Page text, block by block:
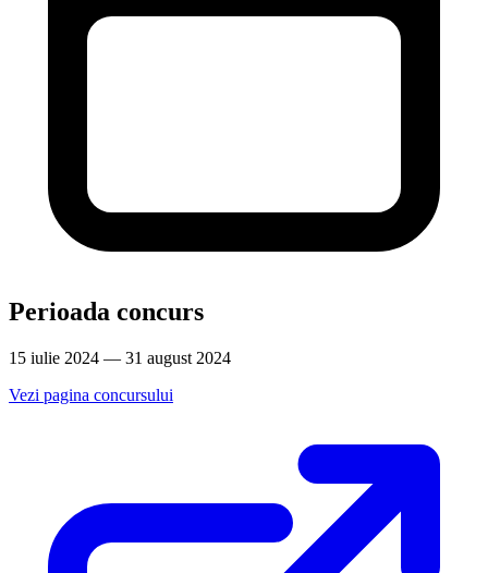
Perioada concurs
15 iulie 2024 — 31 august 2024
Vezi pagina concursului